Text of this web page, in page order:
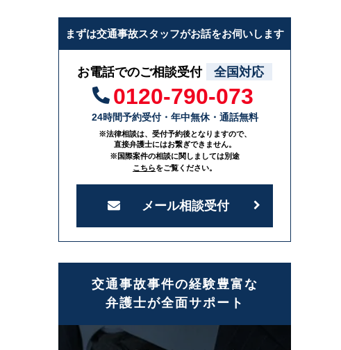
まずは交通事故スタッフがお話をお伺いします
お電話でのご相談受付 全国対応
0120-790-073
24時間予約受付・年中無休・通話無料
※法律相談は、受付予約後となりますので、
直接弁護士にはお繋ぎできません。
※国際案件の相談に関しましては別途
こちらをご覧ください。
メール相談受付
交通事故事件の経験豊富な
弁護士が全面サポート